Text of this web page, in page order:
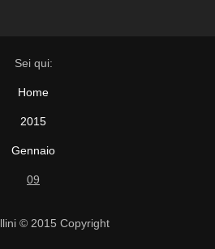
Sei qui:
Home
2015
Gennaio
09
© 2015 Copyright